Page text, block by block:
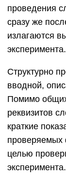
проведения
сразу же
излагаются
эксперимента.
Структурно
вводной,
Помимо
реквизитов
краткие
проверяемых
целью
эксперимента.